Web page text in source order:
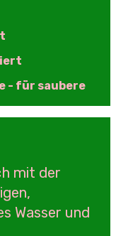
- für saubere
mit der
Wasser und